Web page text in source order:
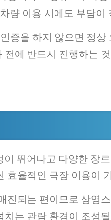
량 이용 시에도 부담이
증을 하지 않으면 정상
에 반드시 진행하는
뛰어나고 다양한 장
효율적인 극장 이용이
진되는 편이므로 상영
는 관람 환경이 조성